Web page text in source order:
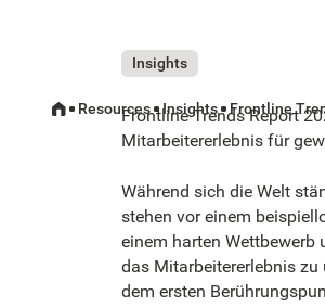
Insights
Frontline Trends Report
Mitarbeitererlebnis für
Während sich die Welt
stehen vor einem
einem harten
das Mitarbeitererlebnis zu
dem ersten
Resources Insights